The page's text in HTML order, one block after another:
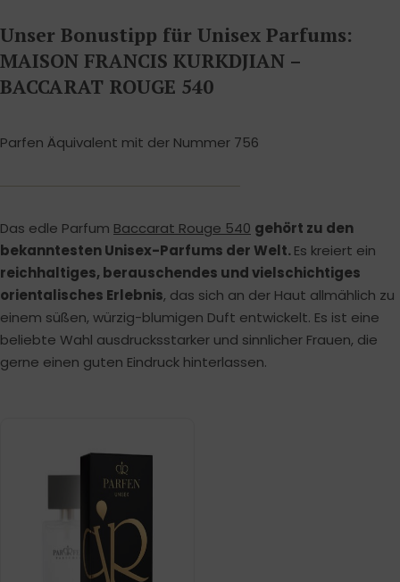
Unser Bonustipp für Unisex Parfums:
MAISON FRANCIS KURKDJIAN –
BACCARAT ROUGE 540
Parfen Äquivalent mit der Nummer 756
Das edle Parfum Baccarat Rouge 540 gehört zu den
bekanntesten Unisex-Parfums der Welt.Es kreiert ein
reichhaltiges, berauschendes und vielschichtiges
orientalisches Erlebnis, das sich an der Haut allmählich zu
einem süßen, würzig-blumigen Duft entwickelt. Es ist eine
beliebte Wahl ausdrucksstarker und sinnlicher Frauen, die
gerne einen guten Eindruck hinterlassen.